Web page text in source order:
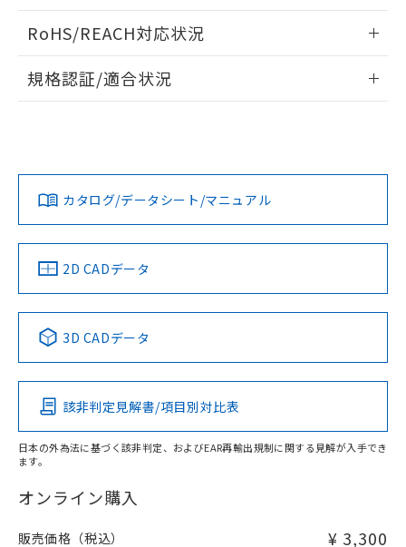
ドすることができます。
ログイン/会員登録
ダウンロードデータをご利用いただく前に、以下を必ずお読
みください。
ソフトウェアの使用条件
RoHS/REACH対応状況
EU RoHS 注意事項・凡例
対応済み
中国 RoHS 注意事項・凡例
Pb Hg Cd Cr(VI)
O
在庫等で未対応品が混在する可能性があります。
問い合わせください。
規格認証/適合状況
LR型式承認
（イギリス
船舶規格）
DNV型式承認
（ノルウェー
BV型式承認
（フランス
KR型式
（韓国
No No No No
この製品の規格認証/適合状況ページへ
その他の認証はこちらのページからご検索ください
カタログ/データシート/マニュアル
2D CADデータ
3D CADデータ
該非判定見解書/項目別対比表
日本の外為法に基づく該非判定、およびEAR再輸出規制に関する見解が入手でき
ます。
オンライン購入
販売価格（税込） ¥ 3,300